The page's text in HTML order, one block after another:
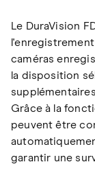
Le DuraVision
caméras
la disposition
Grâce à la
peuvent être
garantir une